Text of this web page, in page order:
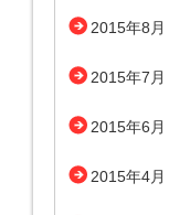
2015年8月
2015年7月
2015年6月
2015年4月